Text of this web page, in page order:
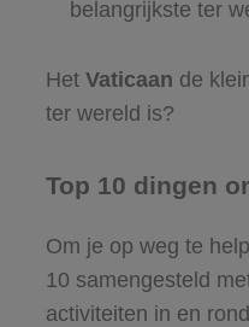
belangrijkste ter
Het Vaticaan de
ter wereld is?
Top 10 dingen
Om je op weg te
10 samengesteld
activiteiten in en